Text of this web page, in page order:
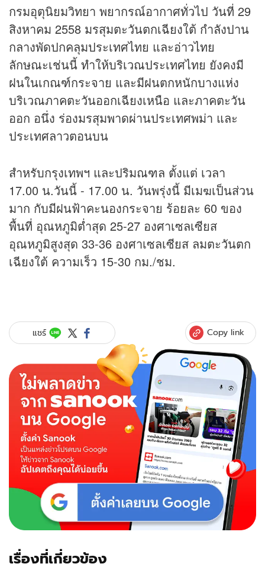
กรมอุตุนิยมวิทยา พยากรณ์อากาศทั่วไป วันที่ 29
สิงหาคม 2558 มรสุมตะวันตกเฉียงใต้ กำลังปาน
กลางพัดปกคลุมประเทศไทย และอ่าวไทย
ลักษณะเช่นนี้ ทำให้บริเวณประเทศไทย ยังคงมี
ฝนในเกณฑ์กระจาย และมีฝนตกหนักบางแห่ง
บริเวณภาคตะวันออกเฉียงเหนือ และภาคตะวัน
ออก อนึ่ง ร่องมรสุมพาดผ่านประเทศพม่า และ
ประเทศลาวตอนบน
สำหรับกรุงเทพฯ และปริมณฑล ตั้งแต่ เวลา
17.00 น.วันนี้ - 17.00 น. วันพรุ่งนี้ มีเมฆเป็นส่วน
มาก กับมีฝนฟ้าคะนองกระจาย ร้อยละ 60 ของ
พื้นที่ อุณหภูมิต่ำสุด 25-27 องศาเซลเซียส
อุณหภูมิสูงสุด 33-36 องศาเซลเซียส ลมตะวันตก
เฉียงใต้ ความเร็ว 15-30 กม./ชม.
แชร์ Copy link
เรื่องที่เกี่ยวข้อง